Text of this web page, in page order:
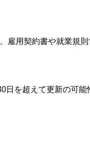
雇用契約書や就業規
を超えて更新の可能